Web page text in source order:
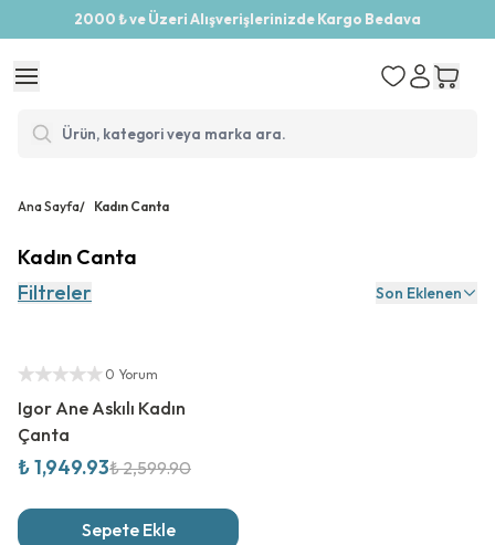
2000 ₺ ve Üzeri Alışverişlerinizde Kargo Bedava
Ana Sayfa/ Kadın Canta
Kadın Canta
Filtreler
Son Eklenen
Yetkili Satıcı
0 Yorum
Igor Ane Askılı Kadın
Çanta
₺ 1,949.93₺ 2,599.90
Sepete Ekle